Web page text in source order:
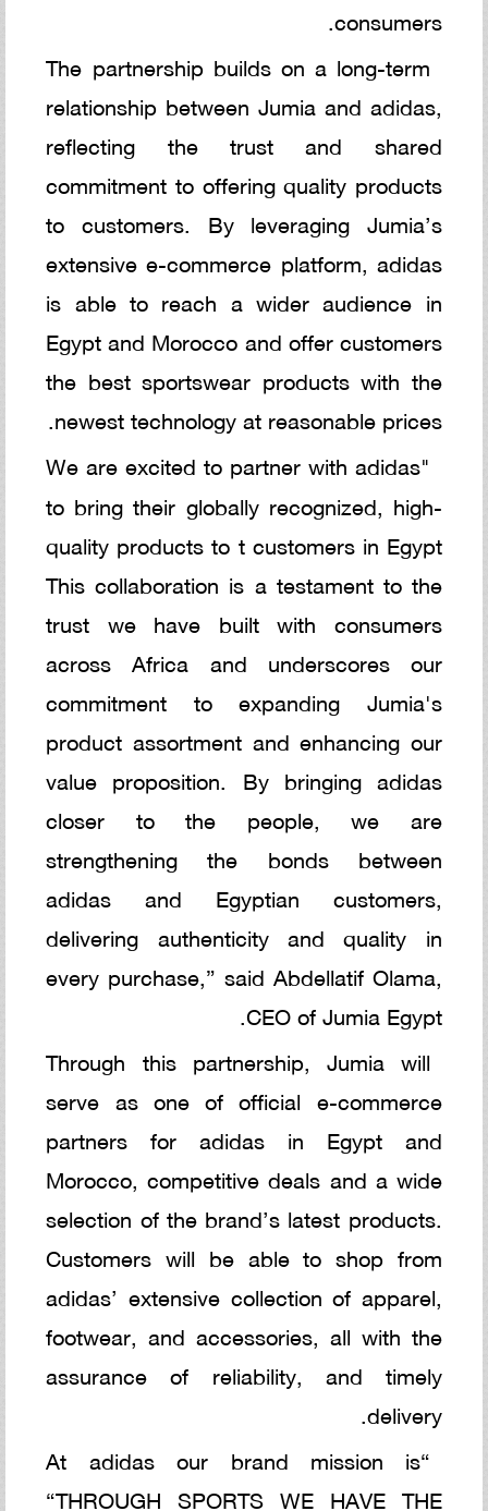
consumers.
The partnership builds on a long-term
relationship between Jumia and adidas,
reflecting the trust and shared
commitment to offering quality products
to customers. By leveraging Jumia’s
extensive e-commerce platform, adidas
is able to reach a wider audience in
Egypt and Morocco and offer customers
the best sportswear products with the
newest technology at reasonable prices.
"We are excited to partner with adidas
to bring their globally recognized, high-
quality products to t customers in Egypt
This collaboration is a testament to the
trust we have built with consumers
across Africa and underscores our
commitment to expanding Jumia's
product assortment and enhancing our
value proposition. By bringing adidas
closer to the people, we are
strengthening the bonds between
adidas and Egyptian customers,
delivering authenticity and quality in
every purchase,” said Abdellatif Olama,
CEO of Jumia Egypt.
Through this partnership, Jumia will
serve as one of official e-commerce
partners for adidas in Egypt and
Morocco, competitive deals and a wide
selection of the brand’s latest products.
Customers will be able to shop from
adidas’ extensive collection of apparel,
footwear, and accessories, all with the
assurance of reliability, and timely
delivery.
“At adidas our brand mission is
“THROUGH SPORTS WE HAVE THE